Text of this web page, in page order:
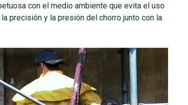
con el medio ambiente que evita el uso
precisión y la presión del chorro junto con la